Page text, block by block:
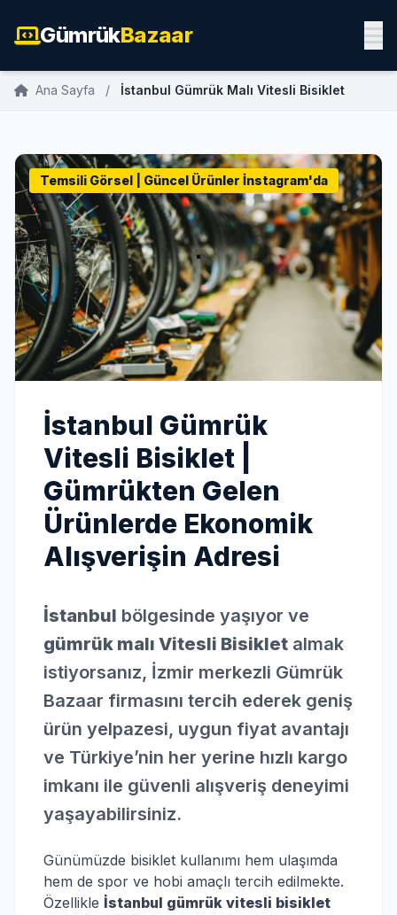
GümrükBazaar
Ana Sayfa / İstanbul Gümrük Malı Vitesli Bisiklet
Temsili Görsel | Güncel Ürünler İnstagram'da
İstanbul Gümrük
Vitesli Bisiklet |
Gümrükten Gelen
Ürünlerde Ekonomik
Alışverişin Adresi
İstanbul bölgesinde yaşıyor ve
gümrük malı Vitesli Bisiklet almak
istiyorsanız, İzmir merkezli Gümrük
Bazaar firmasını tercih ederek geniş
ürün yelpazesi, uygun fiyat avantajı
ve Türkiye’nin her yerine hızlı kargo
imkanı ile güvenli alışveriş deneyimi
yaşayabilirsiniz.
Günümüzde bisiklet kullanımı hem ulaşımda
hem de spor ve hobi amaçlı tercih edilmekte.
Özellikle İstanbul gümrük vitesli bisiklet